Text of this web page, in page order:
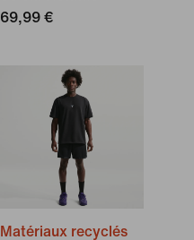
69,99 €
Matériaux recyclés